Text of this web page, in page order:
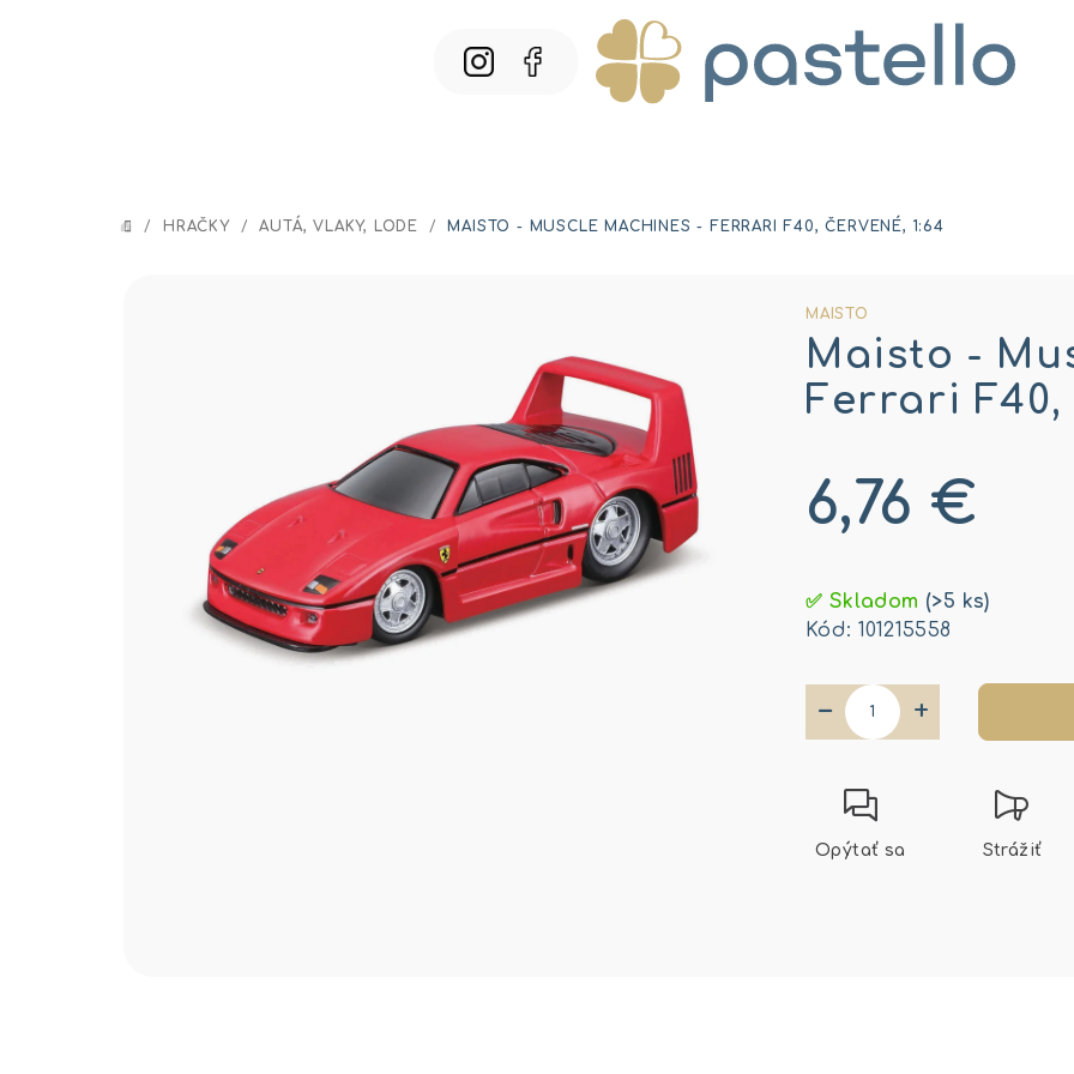
DOMOV
/ HRAČKY / AUTÁ, VLAKY, LODE / MAISTO - MUSCLE MACHINES - FERRARI F40, ČERVENÉ, 1:64
MAISTO
Maisto -
Ferrari F40,
6,76 €
cena:
✅ Skladom (>5 ks)
Kód: 101215558
+
−
Opýtať sa Strážiť